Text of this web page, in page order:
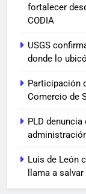
fortalecer
CODIA
USGS
donde lo
Participación
Comercio de
PLD
Luis de León
llama a